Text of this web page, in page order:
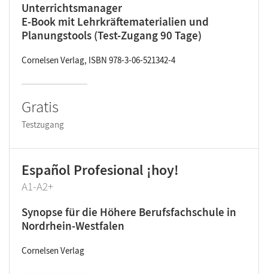
Unterrichtsmanager
E-Book mit Lehrkräftematerialien und
Planungstools (Test-Zugang 90 Tage)
Cornelsen Verlag, ISBN 978-3-06-521342-4
Gratis
Testzugang
Español Profesional ¡hoy!
A1-A2+
Synopse für die Höhere Berufsfachschule in
Nordrhein-Westfalen
Cornelsen Verlag